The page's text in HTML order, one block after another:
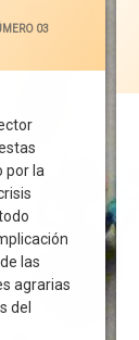
03
por la
las
agrarias
del